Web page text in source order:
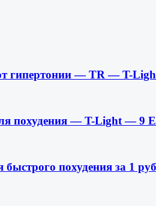
гипертонии — TR — T-
похудения — T-Light — 9
быстрого похудения за 1